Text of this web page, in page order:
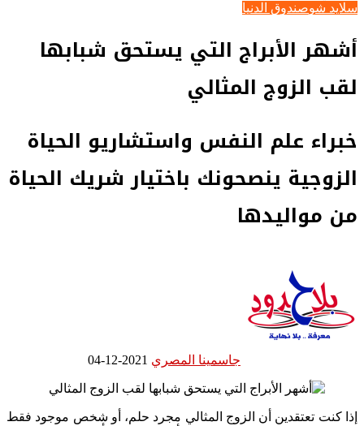
سلايد شوصندوق الدنيا
أشهر الأبراج التي يستحق شبابها
لقب الزوج المثالي
خبراء علم النفس واستشاريو الحياة
الزوجية ينصحونك باختيار شريك الحياة
من مواليدها
جاسمينا المصري 2021-12-04
إذا كنت تعتقدين أن الزوج المثالي مجرد حلم، أو شخص موجود فقط